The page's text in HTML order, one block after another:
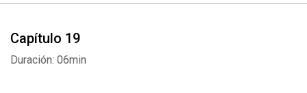
Capítulo 19
Duración: 06min